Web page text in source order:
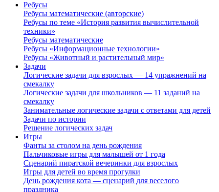
Ребусы
Ребусы математические (авторские)
Ребусы по теме «История развития вычислительной
техники»
Ребусы математические
Ребусы «Информационные технологии»
Ребусы «Животный и растительный мир»
Задачи
Логические задачи для взрослых — 14 упражнений на
смекалку
Логические задачи для школьников — 11 заданий на
смекалку
Занимательные логические задачи с ответами для детей
Задачи по истории
Решение логических задач
Игры
Фанты за столом на день рождения
Пальчиковые игры для малышей от 1 года
Сценарий пиратской вечеринки для взрослых
Игры для детей во время прогулки
День рождения кота — сценарий для веселого
праздника